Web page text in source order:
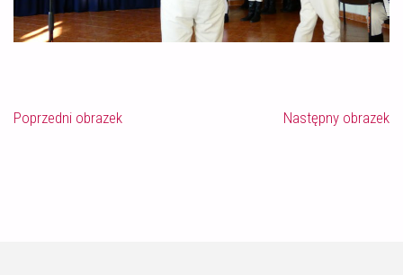
Poprzedni obrazek Następny obrazek